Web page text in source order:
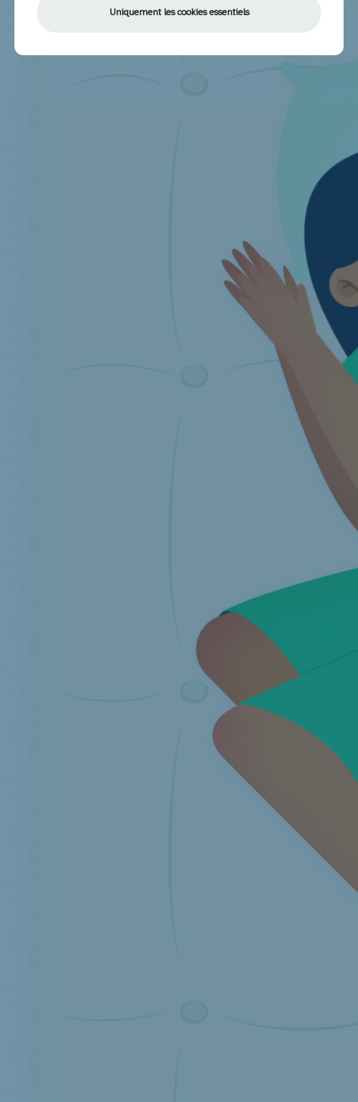
Uniquement les cookies essentiels